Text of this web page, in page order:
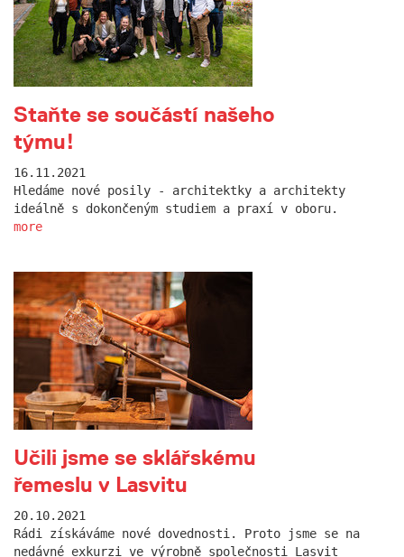
Staňte se součástí našeho
týmu!
16.11.2021
Hledáme nové posily - architektky a architekty
ideálně s dokončeným studiem a praxí v oboru.
more
Učili jsme se sklářskému
řemeslu v Lasvitu
20.10.2021
Rádi získáváme nové dovednosti. Proto jsme se na
nedávné exkurzi ve výrobně společnosti Lasvit